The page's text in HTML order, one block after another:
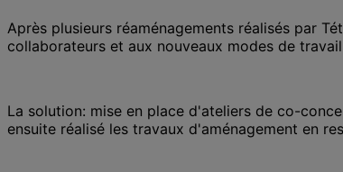
Après plusieurs réaménagements réalisés par
collaborateurs et aux nouveaux modes de
La solution: mise en place d'ateliers de co-
ensuite réalisé les travaux d'aménagement en